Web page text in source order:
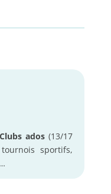
Clubs ados(13/17
sportifs,